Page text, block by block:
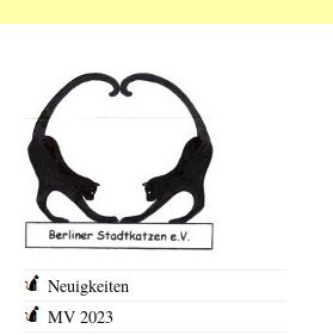
Neuigkeiten
MV 2023